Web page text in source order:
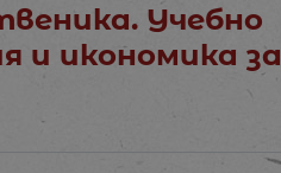
Учебно
и икономика за